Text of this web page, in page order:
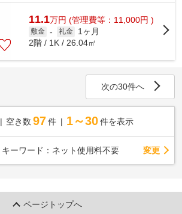
らの物件はマン...
11.1万円 (管理費等：11,000円 )
敷金 - 礼金
1ヶ月
2階 / 1K / 26.04㎡
次の30件へ
空き数 97 件 1～30 件を表示
キーワード：ネット使用料不要 変更
ページトップへ